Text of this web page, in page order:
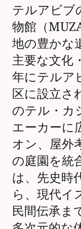
テルアビブ
物館（
地の豊かな
主要な文化
年にテルア
区に設立さ
のテル・カ
エーカーに
オン、屋外
の庭園を統
は、先史時
ら、現代イ
民間伝承ま